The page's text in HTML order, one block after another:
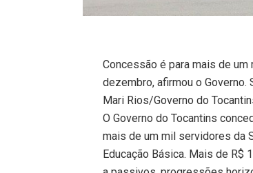
Concessão é para mais de
dezembro, afirmou o Governo.
Mari Rios/Governo do
O Governo do Tocantins
mais de um mil servidores da
Educação Básica. Mais de R$